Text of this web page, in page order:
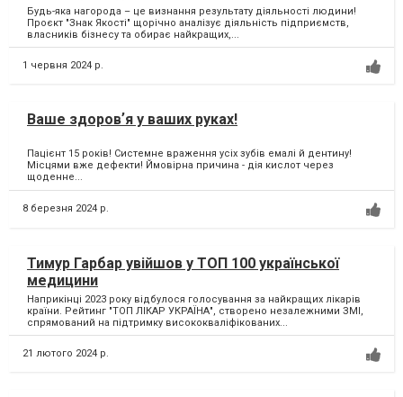
Будь-яка нагорода – це визнання результату діяльності людини!
Проєкт "Знак Якості" щорічно аналізує діяльність підприємств,
власників бізнесу та обирає найкращих,...
1 червня 2024 р.
Ваше здоровʼя у ваших руках!
Пацієнт 15 років! Системне враження усіх зубів емалі й дентину!
Місцями вже дефекти! Ймовірна причина - дія кислот через
щоденне...
8 березня 2024 р.
Тимур Гарбар увійшов у ТОП 100 української
медицини
Наприкінці 2023 року відбулося голосування за найкращих лікарів
країни. Рейтинг "ТОП ЛІКАР УКРАЇНА", створено незалежними ЗМІ,
спрямований на підтримку висококваліфікованих...
21 лютого 2024 р.